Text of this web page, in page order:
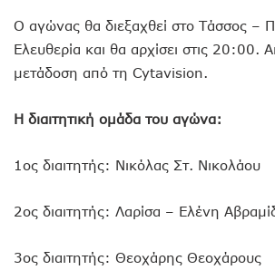
Ο αγώνας θα διεξαχθεί στο Τάσσος –
Ελευθερία και θα αρχίσει στις 20:00.
μετάδοση από τη Cytavision.
Η διαιτητική ομάδα του αγώνα:
1ος διαιτητής: Νικόλας Στ. Νικολάου
2ος διαιτητής: Λαρίσα – Ελένη
3ος διαιτητής: Θεοχάρης Θεοχάρους